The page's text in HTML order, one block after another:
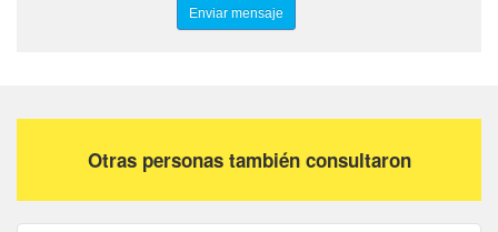
Otras personas también consultaron